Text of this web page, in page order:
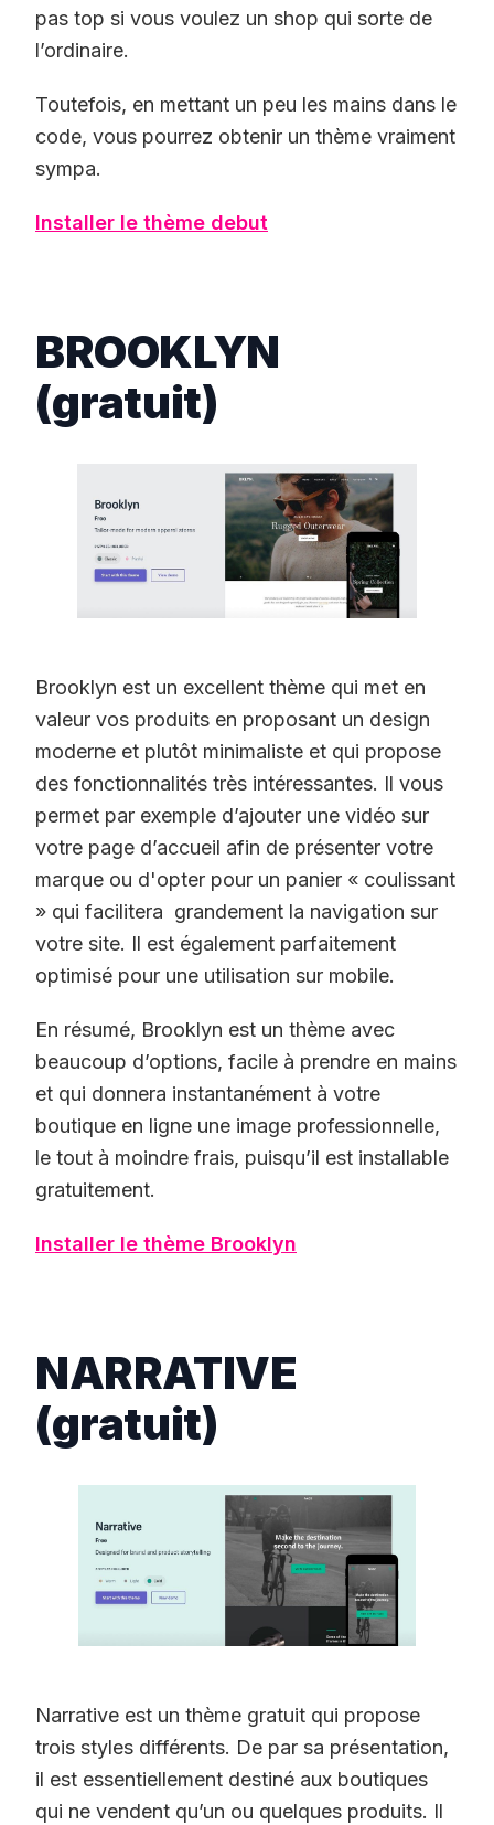
pas top si vous voulez un shop qui sorte de
l’ordinaire.
Toutefois, en mettant un peu les mains dans le
code, vous pourrez obtenir un thème vraiment
sympa.
Installer le thème debut
BROOKLYN
(gratuit)
Brooklyn est un excellent thème qui met en
valeur vos produits en proposant un design
moderne et plutôt minimaliste et qui propose
des fonctionnalités très intéressantes. Il vous
permet par exemple d’ajouter une vidéo sur
votre page d’accueil afin de présenter votre
marque ou d'opter pour un panier « coulissant
» qui facilitera grandement la navigation sur
votre site. Il est également parfaitement
optimisé pour une utilisation sur mobile.
En résumé, Brooklyn est un thème avec
beaucoup d’options, facile à prendre en mains
et qui donnera instantanément à votre
boutique en ligne une image professionnelle,
le tout à moindre frais, puisqu’il est installable
gratuitement.
Installer le thème Brooklyn
NARRATIVE
(gratuit)
Narrative est un thème gratuit qui propose
trois styles différents. De par sa présentation,
il est essentiellement destiné aux boutiques
qui ne vendent qu’un ou quelques produits. Il